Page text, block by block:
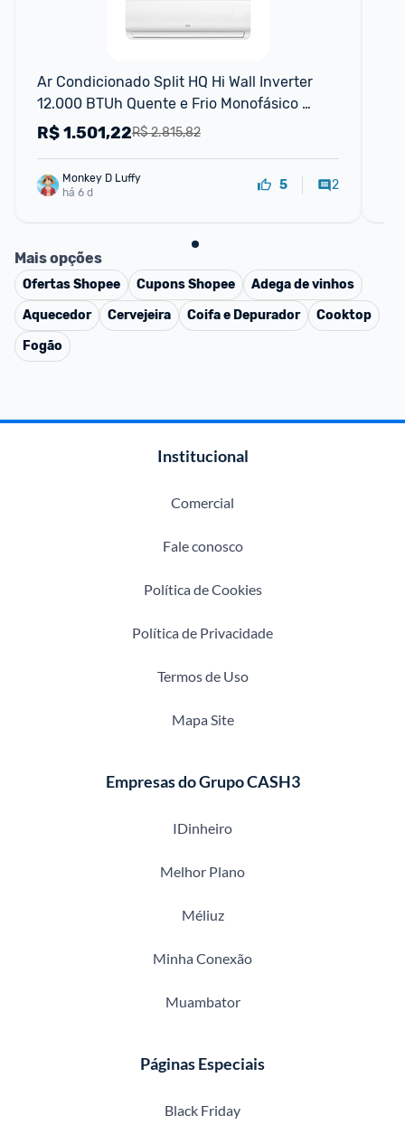
Ar Condicionado Split HQ Hi Wall Inverter
12.000 BTUh Quente e Frio Monofásico
Branco VIHT12KCH3S2S23 - 220V
R$ 2.815,82
R$1.501,22
Monkey D Luffy
há 6 d
5 2
Mais opções
OfertasShopee CuponsShopee
Adega de vinhos
Aquecedor
Cervejeira Coifa e Depurador
Cooktop
Fogão
Institucional
Comercial
Fale conosco
Política de Cookies
Política de Privacidade
Termos de Uso
Mapa Site
Empresas do Grupo CASH3
IDinheiro
Melhor Plano
Méliuz
Minha Conexão
Muambator
Páginas Especiais
Black Friday